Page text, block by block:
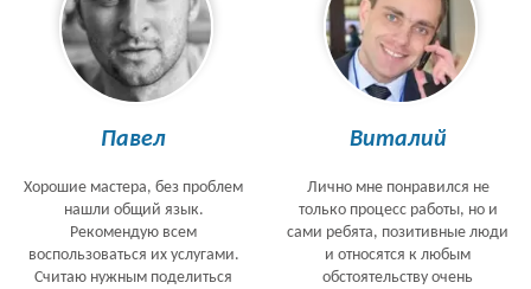
Павел
Хорошие мастера, без проблем
нашли общий язык.
Рекомендую всем
воспользоваться их услугами.
Считаю нужным поделиться
Виталий
Лично мне понравился не
только процесс работы, но и
сами ребята, позитивные люди
и относятся к любым
обстоятельству очень